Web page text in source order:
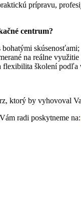
prípravu,
centrum?
skúsenosťami;
na reálne
flexibilita školení podľa
ktorý by vyhovoval
radi poskytneme na: